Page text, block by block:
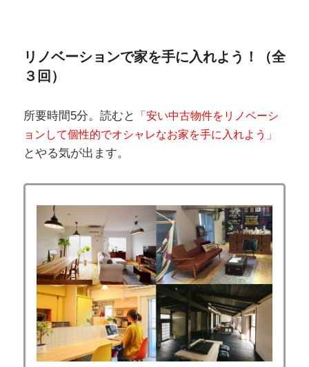
リノベーションで家を手に入れよう！（全
３回）
所要時間5分。読むと
「安い中古物件をリノベーシ
ョンして個性的でオシャレなお家を手に入れよう」
とやる気が出ます。